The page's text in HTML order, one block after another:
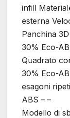
infill
esterna
Panchina
30% Eco-
Quadrato
30% Eco-
esagoni
ABS – –
Modello di